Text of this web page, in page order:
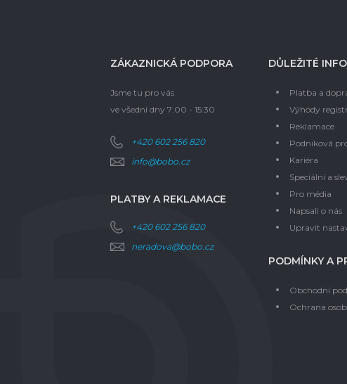
ZÁKAZNICKÁ PODPORA
Jsme tu pro vás
ve všední dny 7:00 - 15:30
+420 602 256 820
info@bobo.cz
PLATBY A REKLAMACE
+420 602 256 820
neradova@bobo.cz
DŮLEŽITÉ
Platba a
Výhody
Reklamace
Podniková
Kariéra
Speciální a
Pro média
Napsali o nás
Upravit
PODMÍNKY A
Obchodní
Ochrana